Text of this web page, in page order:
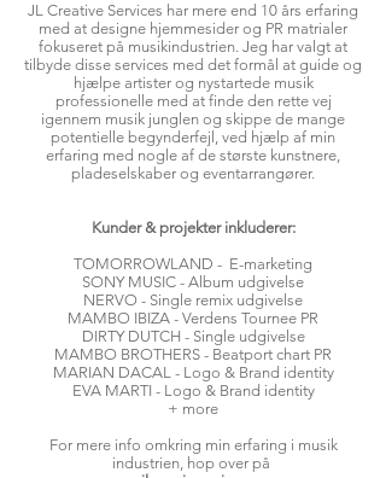
JL Creative Services har mere end 10 års erfaring
med at designe hjemmesider og PR matrialer
fokuseret på musikindustrien. Jeg har valgt at
tilbyde disse services med det formål at guide og
hjælpe artister og nystartede musik
professionelle med at finde den rette vej
igennem musik junglen og skippe de mange
potentielle begynderfejl, ved hjælp af min
erfaring med nogle af de største kunstnere,
pladeselskaber og eventarrangører.
Kunder & projekter inkluderer:
TOMORROWLAND - E-marketing
SONY MUSIC - Album udgivelse
NERVO - Single remix udgivelse
MAMBO IBIZA - Verdens Tournee PR
DIRTY DUTCH - Single udgivelse
MAMBO BROTHERS - Beatport chart PR
MARIAN DACAL - Logo & Brand identity
EVA MARTI - Logo & Brand identity
+ more
For mere info omkring min erfaring i musik
industrien, hop over på